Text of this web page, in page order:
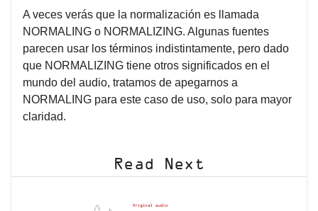
A veces verás que la normalización es llamada
NORMALING o NORMALIZING. Algunas fuentes
parecen usar los términos indistintamente, pero dado
que NORMALIZING tiene otros significados en el
mundo del audio, tratamos de apegarnos a
NORMALING para este caso de uso, solo para mayor
claridad.
Read Next